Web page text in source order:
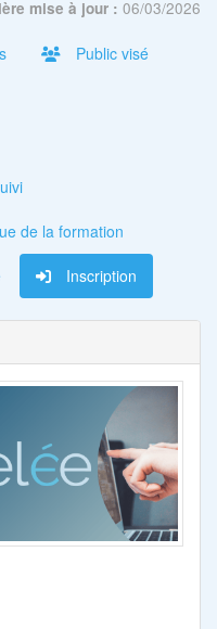
mise à jour : 06/03/2026
Public visé
de la formation
Inscription